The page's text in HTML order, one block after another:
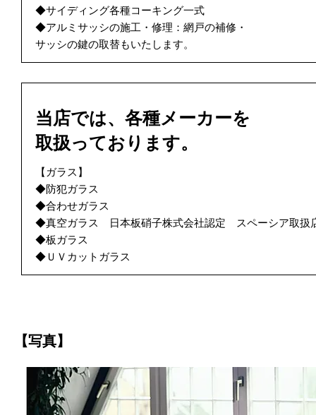
◆サイディング各種コーキング一式
◆アルミサッシの施工・修理：網戸の補修・
サッシの鍵の取替もいたします。
当店では、各種メーカーを
取扱っております。
【ガラス】
◆防犯ガラス
◆合わせガラス
◆真空ガラス 日本板硝子株式会社認定 スペーシア取扱
◆板ガラス
◆ＵＶカットガラス
【写真】